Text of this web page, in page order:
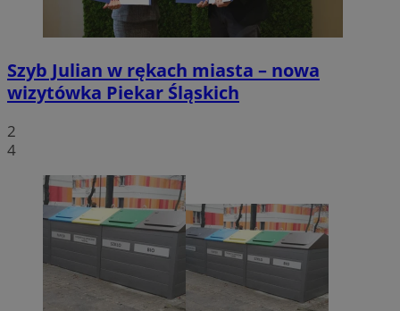
Szyb Julian w rękach miasta – nowa
wizytówka Piekar Śląskich
2
4